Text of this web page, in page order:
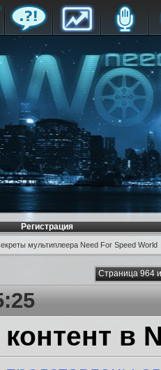
Регистрация
мультиплеера Need For Speed World
Страница 964
в